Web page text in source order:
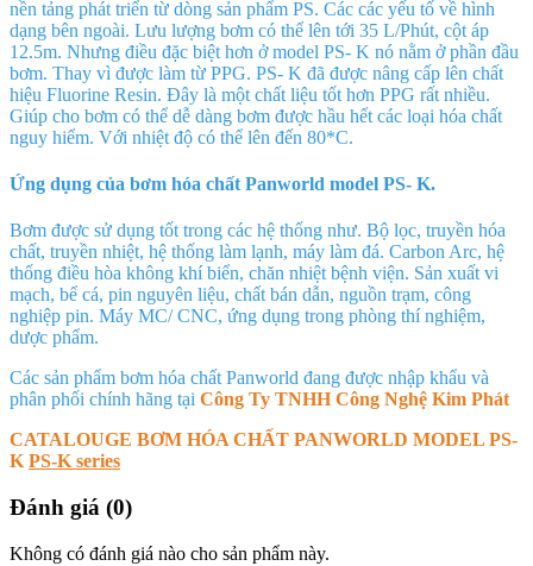
nền tảng phát triển từ dòng sản phẩm PS. Các các yếu tố về hình
dạng bên ngoài. Lưu lượng bơm có thể lên tới 35 L/Phút, cột áp
12.5m. Nhưng điều đặc biệt hơn ở model PS- K nó nằm ở phần đầu
bơm. Thay vì được làm từ PPG. PS- K đã được nâng cấp lên chất
hiệu Fluorine Resin. Đây là một chất liệu tốt hơn PPG rất nhiều.
Giúp cho bơm có thể dễ dàng bơm được hầu hết các loại hóa chất
nguy hiểm. Với nhiệt độ có thể lên đến 80*C.
Ứng dụng của bơm hóa chất Panworld model PS- K.
Bơm được sử dụng tốt trong các hệ thống như. Bộ lọc, truyền hóa
chất, truyền nhiệt, hệ thống làm lạnh, máy làm đá. Carbon Arc, hệ
thống điều hòa không khí biển, chăn nhiệt bệnh viện. Sản xuất vi
mạch, bể cá, pin nguyên liệu, chất bán dẫn, nguồn trạm, công
nghiệp pin. Máy MC/ CNC, ứng dụng trong phòng thí nghiệm,
dược phẩm.
Các sản phẩm bơm hóa chất Panworld đang được nhập khẩu và
phân phối chính hãng tại Công Ty TNHH Công Nghệ Kim Phát
CATALOUGE BƠM HÓA CHẤT PANWORLD MODEL PS-
KPS-K series
Đánh giá (0)
Không có đánh giá nào cho sản phẩm này.